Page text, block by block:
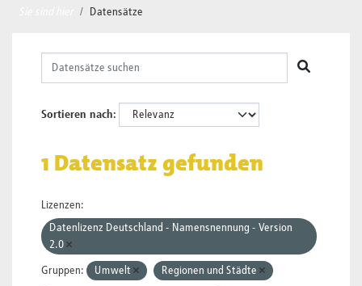
Datensätze
Sortieren nach
1 Datensatz gefunden
Lizenzen:
Datenlizenz Deutschland - Namensnennung - Version
2.0
Gruppen: Umwelt Regionen und Städte